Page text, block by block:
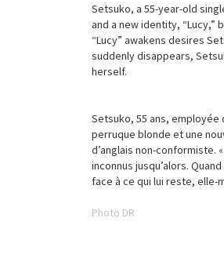
Setsuko, a 55-year-old
and a new identity, “Lucy,”
“Lucy” awakens desires
suddenly disappears,
herself.
Setsuko, 55 ans, employée
perruque blonde et une
d’anglais non-conformiste.
inconnus jusqu’alors.
face à ce qui lui reste, elle-
Photo DR